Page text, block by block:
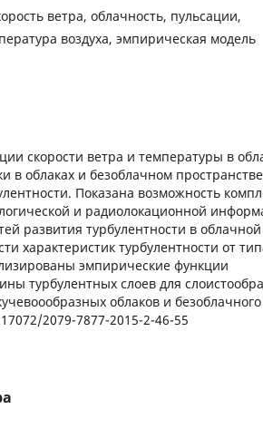
ветра, облачность, пульсации,
воздуха, эмпирическая модель
скорости ветра и температуры в
в облаках и безоблачном
Показана возможность
и радиолокационной
развития турбулентности в
характеристик турбулентности от
эмпирические функции
турбулентных слоев для
облаков и безоблачного
2079-7877-2015-2-46-55